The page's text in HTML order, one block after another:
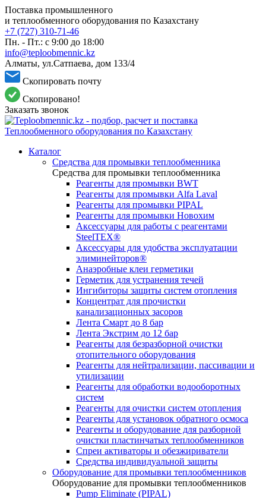
Поставка промышленного
и теплообменного оборудования по Казахстану
+7 (727) 310-71-46
Пн. - Пт.: с 9:00 до 18:00
info@teploobmennic.kz
Алматы, ул.Сатпаева, дом 133/4
Скопировать почту
Скопировано!
Заказать звонок
Каталог
Средства для промывки теплообменника
Средства для промывки теплообменника
Реагенты для промывки BWT
Реагенты для промывки Alfa Laval
Реагенты для промывки PIPAL
Реагенты для промывки Новохим
Аксессуары для работы с реагентами
SteelTEX®
Аксессуары для удобства эксплуатации
элиминейторов®
Анаэробные клеи герметики
Герметик для устранения течей
Ингибиторы защиты систем отопления
Концентрат для прочистки
канализационных засоров
Лента Смарт до 8 бар
Лента Экстрим до 12 бар
Реагенты для безразборной очистки
отопительного оборудования
Реагенты для нейтрализации, пассивации и
утилизации
Реагенты для обработки водооборотных
систем
Реагенты для очистки систем отопления
Реагенты для установок обратного осмоса
Реагенты и оборудование для разборной
очистки пластинчатых теплообменников
Спреи активаторы и обезжириватели
Средства индивидуальной защиты
Оборудование для промывки теплообменников
Оборудование для промывки теплообменников
Pump Eliminate (PIPAL)